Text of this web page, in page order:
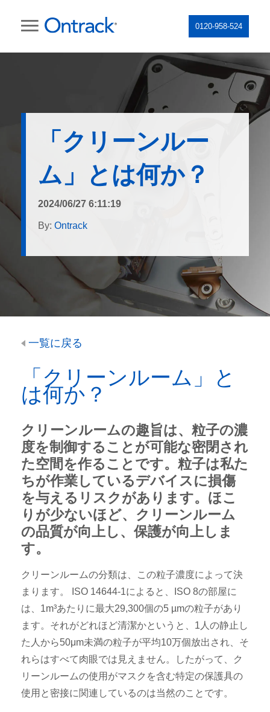
0120-958-524
「クリーンルー
ム」とは何か？
2024/06/27 6:11:19
By: Ontrack
一覧に戻る
「クリーンルーム」と
は何か？
クリーンルームの趣旨は、 粒子の濃
度を制御することが可能な密閉され
た空間を作ることです。粒子は私た
ちが作業しているデバイスに損傷
を与えるリスクがあります。ほこ
りが少ないほど、クリーンルーム
の品質が向上し、保護が向上しま
す。
クリーンルームの分類は、この粒子濃度によって決
まります。 ISO 14644-1によると、ISO 8の部屋に
は、1m³あたりに最大29,300個の5 µmの粒子があり
ます。それがどれほど清潔かというと、1人の静止し
た人から50μm未満の粒子が平均10万個放出され、そ
れらはすべて肉眼では見えません。したがって、ク
リーンルームの使用がマスクを含む特定の保護具の
使用と密接に関連しているのは当然のことです。